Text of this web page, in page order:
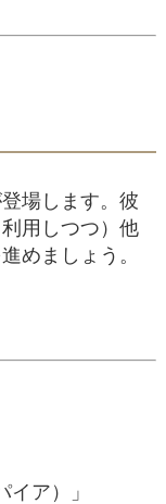
場します。彼
用しつつ）他
めましょう。
イア）」